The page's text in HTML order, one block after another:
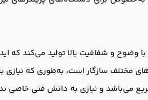
مختلف سازگار است، به‌طوری که
می‌باشد و نیازی به دانش فنی خاصی